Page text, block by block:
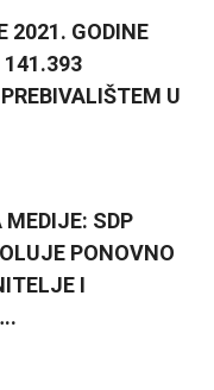
2021. GODINE
141.393
U
MEDIJE: SDP
PONOVNO
I